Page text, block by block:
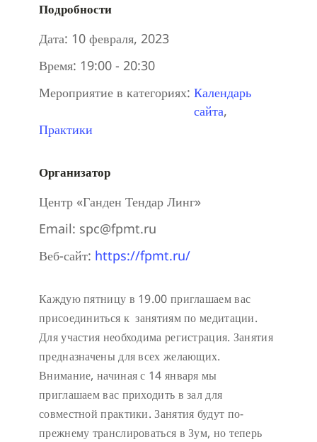
Подробности
Дата: 10 февраля, 2023
Время: 19:00 - 20:30
Мероприятие в категориях: Календарь
сайта,
Практики
Организатор
Центр «Ганден Тендар Линг»
Email: spc@fpmt.ru
Веб-сайт: https://fpmt.ru/
Каждую пятницу в 19.00 приглашаем вас
присоединиться к занятиям по медитации.
Для участия необходима регистрация. Занятия
предназначены для всех желающих.
Внимание, начиная с 14 января мы
приглашаем вас приходить в зал для
совместной практики. Занятия будут по-
прежнему транслироваться в Зум, но теперь